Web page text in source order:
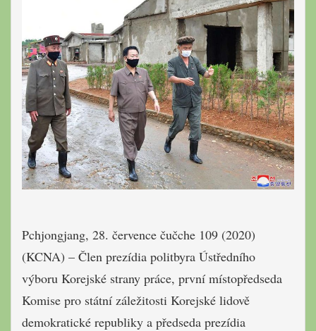
Pchjongjang, 28. července čučche 109 (2020)
(KCNA) – Člen prezídia politbyra Ústředního
výboru Korejské strany práce, první místopředseda
Komise pro státní záležitosti Korejské lidově
demokratické republiky a předseda prezídia